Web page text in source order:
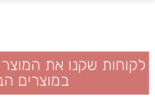
לקוחות שקנו את המוצר
במוצרים